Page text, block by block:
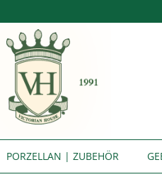
PORZELLAN | ZUBEHÖR